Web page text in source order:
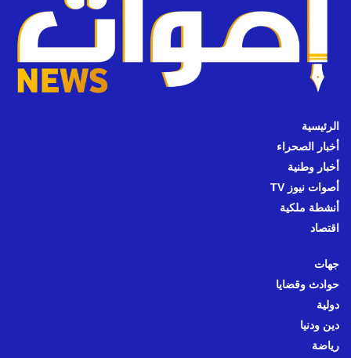
الرئيسية
أخبار الصحراء
أخبار وطنية
أصوات نيوز TV
أنشطة ملكية
اقتصاد
جهات
حوادث وقضايا
دولية
دين ودنيا
رياضة